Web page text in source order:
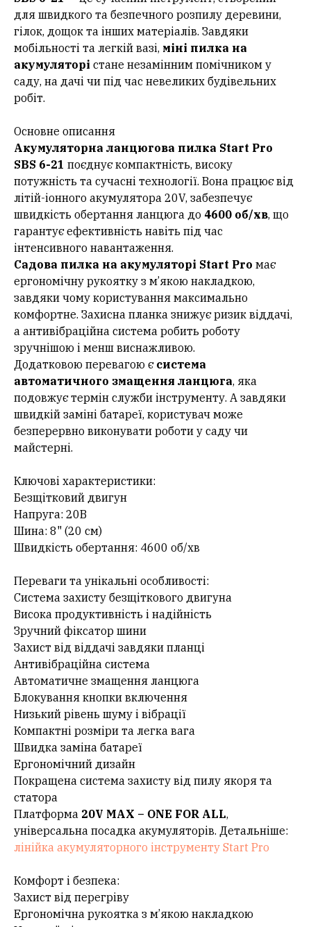
для швидкого та безпечного розпилу деревини,
гілок, дощок та інших матеріалів. Завдяки
мобільності та легкій вазі, міні пилка на
акумуляторі стане незамінним помічником у
саду, на дачі чи під час невеликих будівельних
робіт.
Основне описання
Акумуляторна ланцюгова пилка Start Pro
SBS 6-21 поєднує компактність, високу
потужність та сучасні технології. Вона працює від
літій-іонного акумулятора 20V, забезпечує
швидкість обертання ланцюга до 4600 об/хв, що
гарантує ефективність навіть під час
інтенсивного навантаження.
Садова пилка на акумуляторі Start Pro має
ергономічну рукоятку з м’якою накладкою,
завдяки чому користування максимально
комфортне. Захисна планка знижує ризик віддачі,
а антивібраційна система робить роботу
зручнішою і менш виснажливою.
Додатковою перевагою є система
автоматичного змащення ланцюга, яка
подовжує термін служби інструменту. А завдяки
швидкій заміні батареї, користувач може
безперервно виконувати роботи у саду чи
майстерні.
Ключові характеристики:
Безщітковий двигун
Напруга: 20В
Шина: 8" (20 см)
Швидкість обертання: 4600 об/хв
Переваги та унікальні особливості:
Система захисту безщіткового двигуна
Висока продуктивність і надійність
Зручний фіксатор шини
Захист від віддачі завдяки планці
Антивібраційна система
Автоматичне змащення ланцюга
Блокування кнопки включення
Низький рівень шуму і вібрації
Компактні розміри та легка вага
Швидка заміна батареї
Ергономічний дизайн
Покращена система захисту від пилу якоря та
статора
Платформа 20V MAX – ONE FOR ALL,
універсальна посадка акумуляторів. Детальніше:
лінійка акумуляторного інструменту Start Pro
Комфорт і безпека:
Захист від перегріву
Ергономічна рукоятка з м’якою накладкою